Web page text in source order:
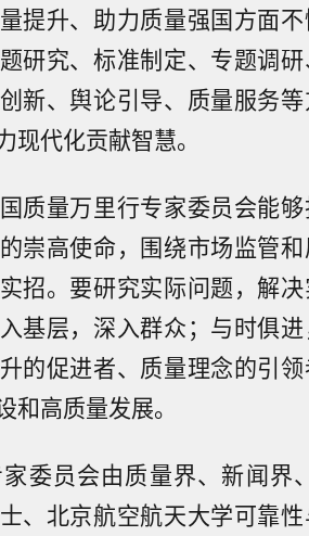
提升、助力质量强国方面
研究、标准制定、专题调
新、舆论引导、质量服务
现代化贡献智慧。
质量万里行专家委员会能
崇高使命，围绕市场监管和
招。要研究实际问题，解决
基层，深入群众；与时俱
的促进者、质量理念的引
和高质量发展。
委员会由质量界、新闻界
、北京航空航天大学可靠